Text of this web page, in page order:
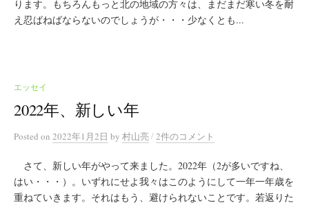
ります。もちろんもっと北の地域の方々は、まだまだ寒い冬を耐
え忍ばねばならないのでしょうが・・・少なくとも...
エッセイ
2022年、新しい年
Posted on 2022年1月2日 by 村山亮/2件のコメント
さて、新しい年がやって来ました。2022年（2が多いですね、
はい・・・）。いずれにせよ我々はこのようにして一年一年歳を
重ねていきます。それはもう、避けられないことです。若返りた